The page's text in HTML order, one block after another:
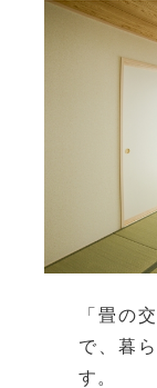
「畳の
で、暮
す。